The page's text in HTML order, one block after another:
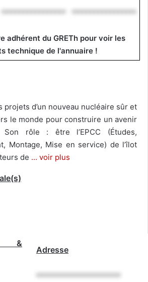
**************** ****************
adhérent du GRETh pour voir les
technique de l'annuaire !
projets d’un nouveau nucléaire sûr et
le monde pour construire un avenir
rôle : être l’EPCC (Études,
Montage, Mise en service) de l’îlot
de ... voir plus
&
Adresse
*********************